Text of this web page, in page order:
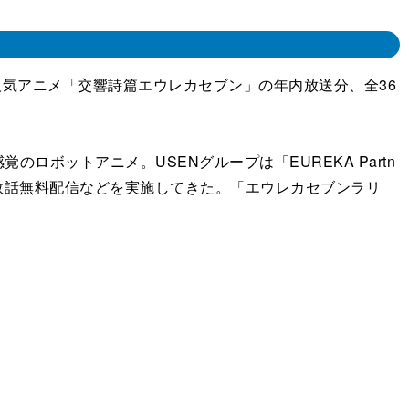
アニメ「交響詩篇エウレカセブン」の年内放送分、全36
のロボットアニメ。USENグループは「EUREKA Partn
無料配信などを実施してきた。「エウレカセブンラリ